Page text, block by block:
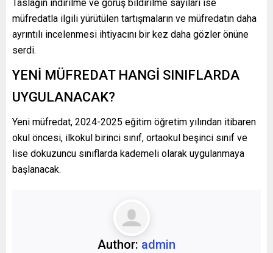
Taslağın indirilme ve görüş bildirilme sayıları ise
müfredatla ilgili yürütülen tartışmaların ve müfredatın daha
ayrıntılı incelenmesi ihtiyacını bir kez daha gözler önüne
serdi.
YENİ MÜFREDAT HANGİ SINIFLARDA
UYGULANACAK?
Yeni müfredat, 2024-2025 eğitim öğretim yılından itibaren
okul öncesi, ilkokul birinci sınıf, ortaokul beşinci sınıf ve
lise dokuzuncu sınıflarda kademeli olarak uygulanmaya
başlanacak.
Author: admin